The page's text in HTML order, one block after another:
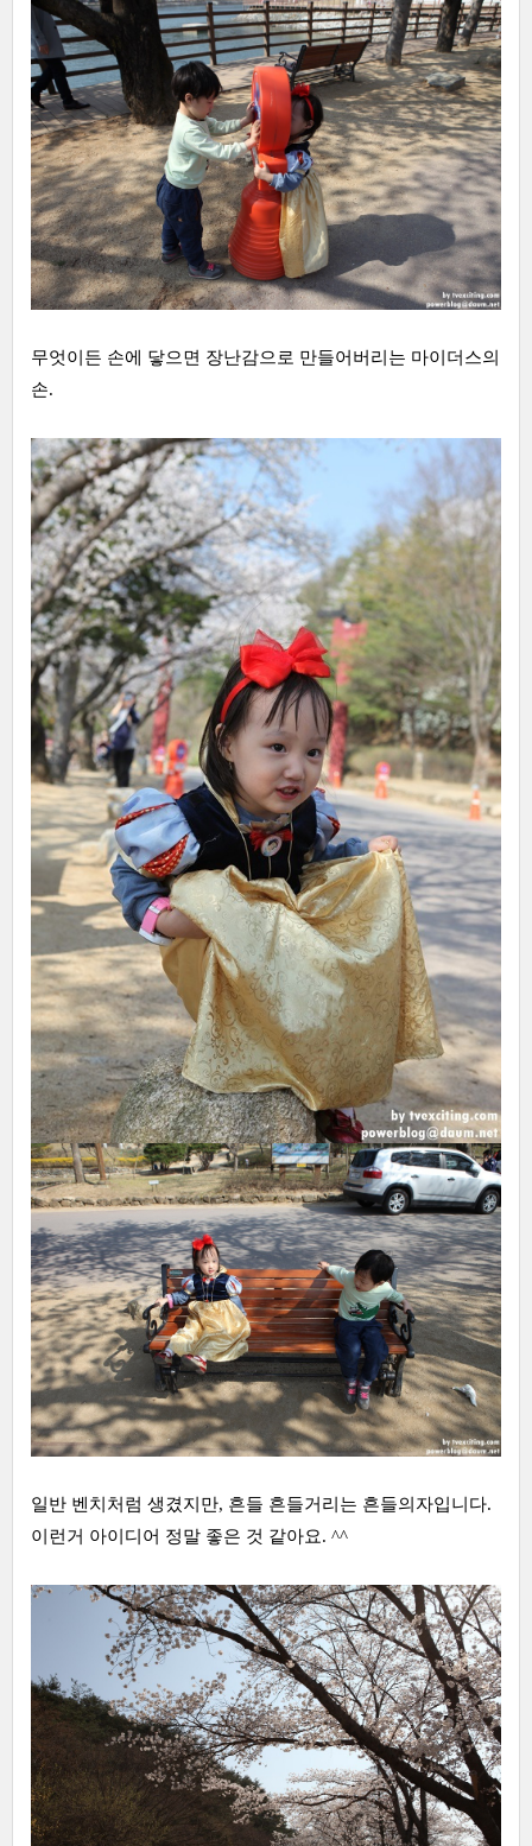
무엇이든 손에 닿으면 장난감으로 만들어버리는 마이더스의
손.
일반 벤치처럼 생겼지만, 흔들 흔들거리는 흔들의자입니다.
이런거 아이디어 정말 좋은 것 같아요. ^^